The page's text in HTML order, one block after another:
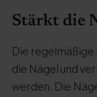
Stärkt die
Die regelmäßige
die Nägel und
werden. Die